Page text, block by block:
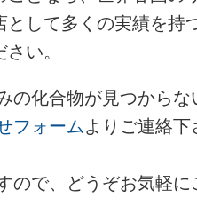
として多くの実績を持
い。
の化合物が見つからな
フォーム よりご連絡下
ので、どうぞお気軽に